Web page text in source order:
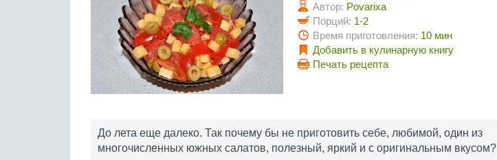
Автор: Povarixa
Порций: 1-2
Время приготовления: 10 мин
Добавить в кулинарную книгу
Печать рецепта
До лета еще далеко. Так почему бы не приготовить себе, любимой, один из
многочисленных южных салатов, полезный, яркий и с оригинальным вкусом?